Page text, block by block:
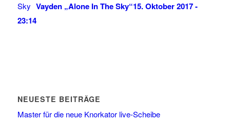
Vayden „Alone In The Sky“15. Oktober 2017 -
23:14
NEUESTE BEITRÄGE
Master für die neue Knorkator live-Scheibe